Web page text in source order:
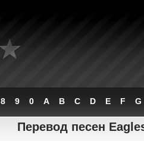
8 9 0 A B C D E F G
Перевод песен